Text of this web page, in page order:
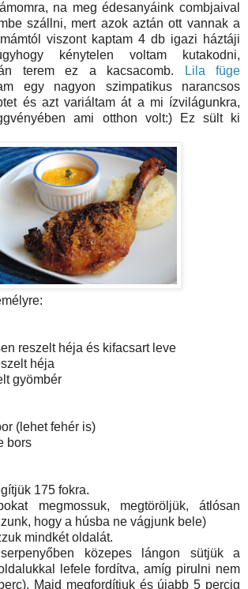
na meg édesanyáink combjaival
szállni, mert azok aztán ott vannak a
viszont kaptam 4 db igazi háztáji
kénytelen voltam kutakodni,
terem ez a kacsacomb.
Lila füge
egy nagyon szimpatikus narancsos
és azt variáltam át a mi ízvilágunkra,
ami otthon volt:) Ez sült ki
reszelt héja és kifacsart leve
héja
gyömbér
(lehet fehér is)
bors
175 fokra.
megmossuk, megtöröljük, átlósan
hogy a húsba ne vágjunk bele)
mindkét oldalát.
közepes lángon sütjük a
lefele fordítva, amíg pirulni nem
Majd megfordítjuk és újabb 5 percig